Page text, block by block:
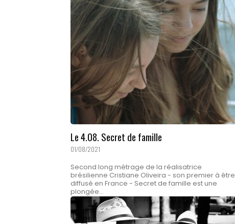
Le 4.08. Secret de famille
01/08/2021
Second long métrage de la réalisatrice
brésilienne Cristiane Oliveira - son premier à être
diffusé en France - Secret de famille est une
plongée...